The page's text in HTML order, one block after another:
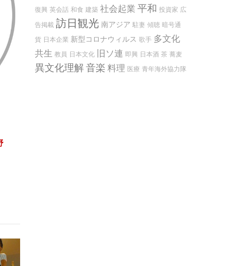
復興 英会話 和食 建築 社会起業 平和 投資家 広
告掲載 訪日観光 南アジア 駐妻 傾聴 暗号通
貨 日本企業 新型コロナウィルス 歌手 多文化
共生 教員 日本文化 旧ソ連 即興 日本酒 茶 蕎麦
異文化理解音楽 料理 医療 青年海外協力隊